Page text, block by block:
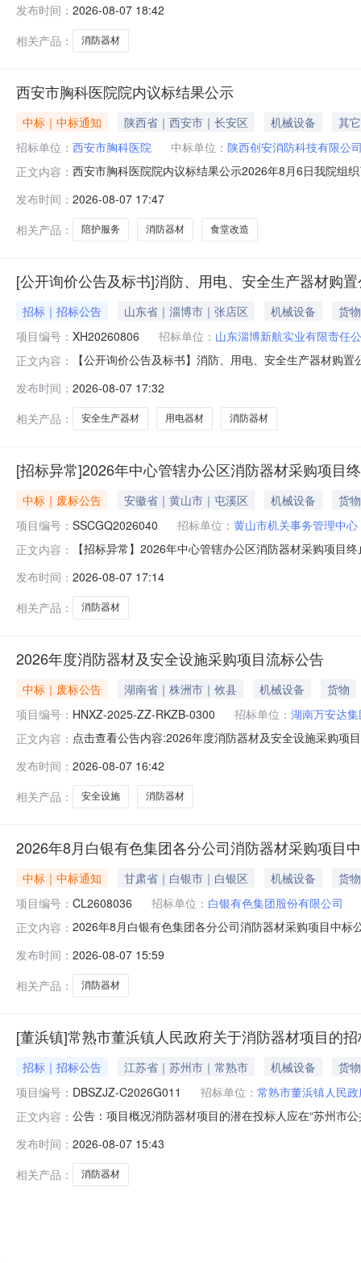
具体详见招标文件4.最高投标限价：标段一：101601元
国家标
发布时间： 2026-08-07 18:42
相关产品：
消防器材
西安市胸科医院院内议标结果公示
中标｜中标通知 陕西省｜西安市｜长安区 机械设备
其它
招标单位： 西安市胸科医院 中标单位： 陕西创安消防科技有限公
正文内容： 西安市胸科医院院内议标结果公示2026年8月6日我院组
目（二次）陕西创安消防科技有限公司73000元以上信
话：029-625
发布时间： 2026-08-07 17:47
相关产品：
陪护服务 消防器材 食堂改造
[公开询价公告及标书]消防、用电、安全生产器材购
招标｜招标公告 山东省｜淄博市｜张店区 机械设备
货物
项目编号： XH20260806 招标单位： 山东淄博新航实业有限责任
正文内容：
【公开询价公告及标书】消防、用电、安全生产器材购
发布时间： 2026-08-07 17:32
相关产品：
安全生产器材 用电器材 消防器材
[招标异常]2026年中心管辖办公区消防器材采购项目
中标｜废标公告 安徽省｜黄山市｜屯溪区 机械设备
货物
项目编号： SSCGQ2026040 招标单位： 黄山市机关事务管理中心
正文内容：
【招标异常】2026年中心管辖办公区消防器材采购项目
本项目成交供应商放弃中标资格，故本项目终止招标。
四、凡对本次
发布时间： 2026-08-07 17:14
相关产品：
消防器材
2026年度消防器材及安全设施采购项目流标公告
中标｜废标公告 湖南省｜株洲市｜攸县 机械设备
货物
项目编号： HNXZ-2025-ZZ-RKZB-0300 招标单位： 湖南万安达
正文内容： 点击查看公告内容:2026年度消防器材及安全设施采购项
发布时间： 2026-08-07 16:42
相关产品：
安全设施 消防器材
2026年8月白银有色集团各分公司消防器材采购项目
中标｜中标通知 甘肃省｜白银市｜白银区 机械设备
货物
项目编号： CL2608036 招标单位： 白银有色集团股份有限公司
正文内容： 2026年8月白银有色集团各分公司消防器材采购项目中标
发布时间： 2026-08-07 15:59
相关产品：
消防器材
[董浜镇]常熟市董浜镇人民政府关于消防器材项目的
招标｜招标公告 江苏省｜苏州市｜常熟市 机械设备
货物
项目编号： DBSZJZ-C2026G011 招标单位： 常熟市董浜镇人民
正文内容： 公告：项目概况消防器材项目的潜在投标人应在“苏州市
效之日后的30日历天内完成供货安装并通过验收。本项
度；3.具有
发布时间： 2026-08-07 15:43
相关产品：
消防器材